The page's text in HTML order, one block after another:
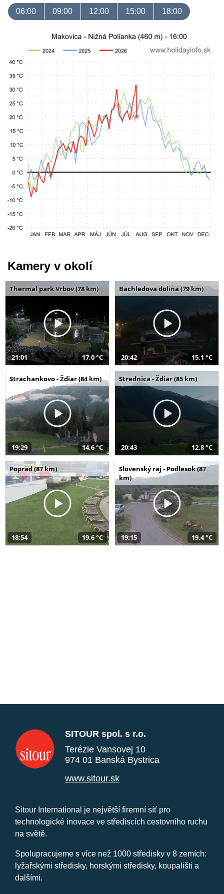
06:00 09:00 12:00 15:00 18:00
Kamery v okolí
Thermal park Vrbov (78 km)
21:01 17,0 °C
Bachledova dolina (79 km)
20:42 15,1 °C
Strachankovo - Ždiar (84 km)
19:29 14,6 °C
Strednica - Ždiar (85 km)
20:43 12,8 °C
Poprad (87 km)
18:54 19,6 °C
Slovenský raj - Podlesok (87
km)
19:15 19,4 °C
SITOUR spol. s r.o.
Terézie Vansovej 10
974 01 Banská Bystrica
www.sitour.sk
Sitour International je největší firemní síť pro
technologické inovace ve střediscích cestovního ruchu
na světě.
Spolupracujeme s více než 1000 středisky v 8 zemích:
lyžařskými středisky, horskými středisky, koupališti a
dalšími.